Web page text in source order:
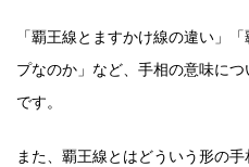
「覇王線とますかけ線の違い」
プなのか」など、手相の意味に
です。
また、覇王線とはどういう形の